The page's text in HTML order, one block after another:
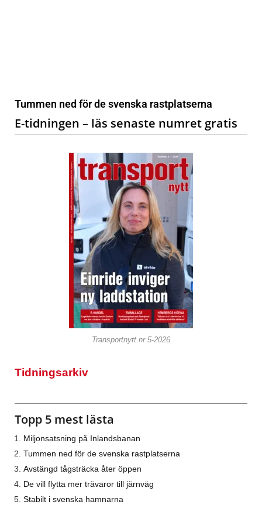
Tummen ned för de svenska rastplatserna
E-tidningen – läs senaste numret gratis
Transportnytt nr 5-2026
Tidningsarkiv
Topp 5 mest lästa
Miljonsatsning på Inlandsbanan
Tummen ned för de svenska rastplatserna
Avstängd tågsträcka åter öppen
De vill flytta mer trävaror till järnväg
Stabilt i svenska hamnarna